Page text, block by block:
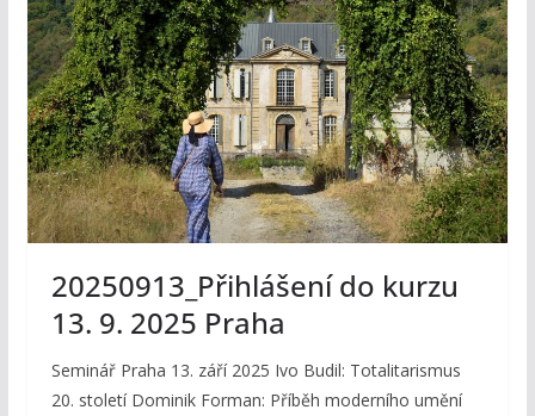
20250913_Přihlášení do kurzu
13. 9. 2025 Praha
Seminář Praha 13. září 2025 Ivo Budil: Totalitarismus
20. století Dominik Forman: Příběh moderního umění